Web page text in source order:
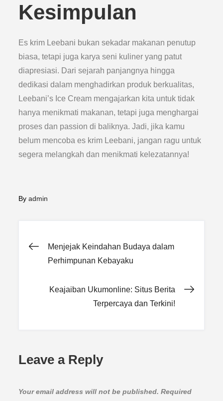
Kesimpulan
Es krim Leebani bukan sekadar makanan penutup
biasa, tetapi juga karya seni kuliner yang patut
diapresiasi. Dari sejarah panjangnya hingga
dedikasi dalam menghadirkan produk berkualitas,
Leebani’s Ice Cream mengajarkan kita untuk tidak
hanya menikmati makanan, tetapi juga menghargai
proses dan passion di baliknya. Jadi, jika kamu
belum mencoba es krim Leebani, jangan ragu untuk
segera melangkah dan menikmati kelezatannya!
Byadmin
Post
Menjejak Keindahan Budaya dalam
Perhimpunan Kebayaku
Keajaiban Ukumonline: Situs Berita
Terpercaya dan Terkini!
Leave a Reply
Your email address will not be published. Required